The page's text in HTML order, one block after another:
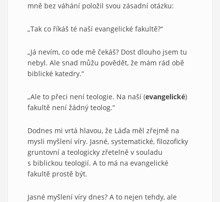
mně bez váhání položil svou zásadní otázku:
„Tak co říkáš té naší evangelické fakultě?“
„Já nevím, co ode mě čekáš? Dost dlouho jsem tu
nebyl. Ale snad můžu povědět, že mám rád obě
biblické katedry.“
„Ale to přeci není teologie. Na naší (evangelické)
fakultě není žádný teolog.“
Dodnes mi vrtá hlavou, že Láďa měl zřejmě na
mysli myšlení víry. Jasné, systematické, filozoficky
gruntovní a teologicky zřetelně v souladu
s biblickou teologií. A to má na evangelické
fakultě prostě být.
Jasné myšlení víry dnes? A to nejen tehdy, ale